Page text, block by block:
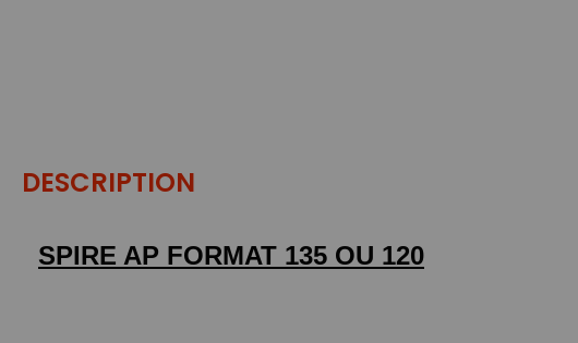
DESCRIPTION
SPIRE AP FORMAT 135 OU 120